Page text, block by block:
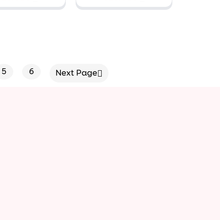
tuần lộc
tài lộc
5 6 Next Page